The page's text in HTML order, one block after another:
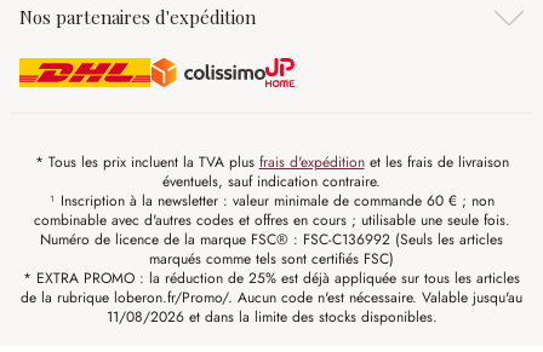
Nos partenaires d'expédition
* Tous les prix incluent la TVA plus frais d'expéditionet les frais de livraison
éventuels, sauf indication contraire.
¹ Inscription à la newsletter : valeur minimale de commande 60 € ; non
combinable avec d'autres codes et offres en cours ; utilisable une seule fois.
Numéro de licence de la marque FSC® : FSC-C136992 (Seuls les articles
marqués comme tels sont certifiés FSC)
* EXTRA PROMO : la réduction de 25% est déjà appliquée sur tous les articles
de la rubrique loberon.fr/Promo/. Aucun code n'est nécessaire. Valable jusqu'au
11/08/2026 et dans la limite des stocks disponibles.